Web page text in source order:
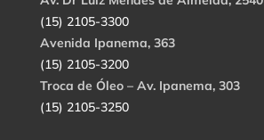
(15) 2105-3300
Avenida Ipanema, 363
(15) 2105-3200
Troca de Óleo – Av. Ipanema, 303
(15) 2105-3250